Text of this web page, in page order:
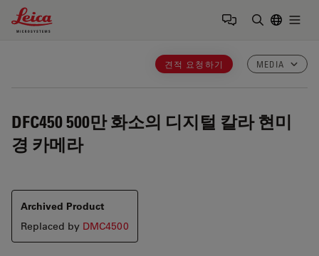
Leica Microsystems Logo
견적 요청하기 MEDIA
DFC450500만 화소의 디지털 칼라 현미
경 카메라
Archived Product
Replaced by DMC4500